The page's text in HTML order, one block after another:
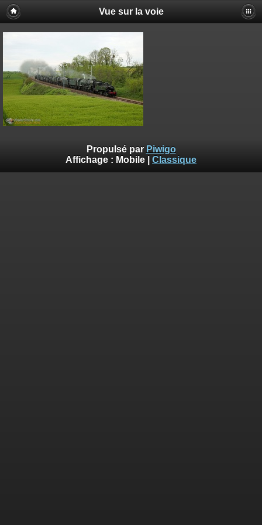
Vue sur la voie
Propulsé par Piwigo
Affichage : Mobile Classique